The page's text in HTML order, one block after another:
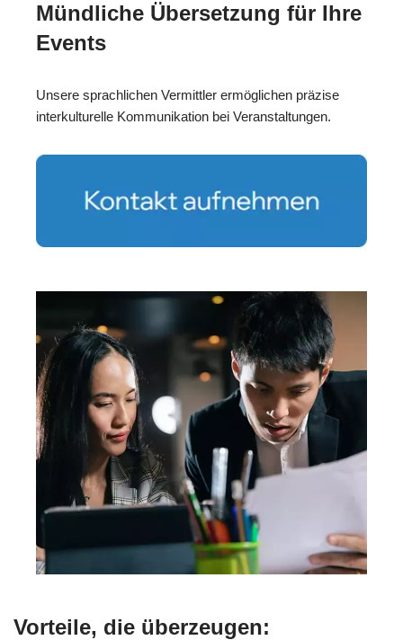
Mündliche Übersetzung für Ihre
Events
Unsere sprachlichen Vermittler ermöglichen präzise
interkulturelle Kommunikation bei Veranstaltungen.
Vorteile, die überzeugen: